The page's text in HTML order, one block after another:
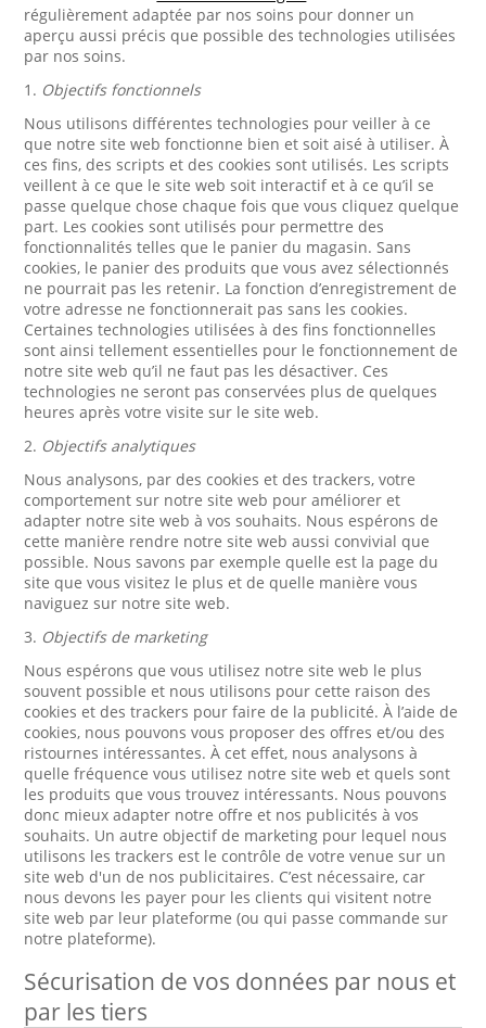
régulièrement adaptée par nos soins pour donner un
aperçu aussi précis que possible des technologies utilisées
par nos soins.
1. Objectifs fonctionnels
Nous utilisons différentes technologies pour veiller à ce
que notre site web fonctionne bien et soit aisé à utiliser. À
ces fins, des scripts et des cookies sont utilisés. Les scripts
veillent à ce que le site web soit interactif et à ce qu’il se
passe quelque chose chaque fois que vous cliquez quelque
part. Les cookies sont utilisés pour permettre des
fonctionnalités telles que le panier du magasin. Sans
cookies, le panier des produits que vous avez sélectionnés
ne pourrait pas les retenir. La fonction d’enregistrement de
votre adresse ne fonctionnerait pas sans les cookies.
Certaines technologies utilisées à des fins fonctionnelles
sont ainsi tellement essentielles pour le fonctionnement de
notre site web qu’il ne faut pas les désactiver. Ces
technologies ne seront pas conservées plus de quelques
heures après votre visite sur le site web.
2. Objectifs analytiques
Nous analysons, par des cookies et des trackers, votre
comportement sur notre site web pour améliorer et
adapter notre site web à vos souhaits. Nous espérons de
cette manière rendre notre site web aussi convivial que
possible. Nous savons par exemple quelle est la page du
site que vous visitez le plus et de quelle manière vous
naviguez sur notre site web.
3. Objectifs de marketing
Nous espérons que vous utilisez notre site web le plus
souvent possible et nous utilisons pour cette raison des
cookies et des trackers pour faire de la publicité. À l’aide de
cookies, nous pouvons vous proposer des offres et/ou des
ristournes intéressantes. À cet effet, nous analysons à
quelle fréquence vous utilisez notre site web et quels sont
les produits que vous trouvez intéressants. Nous pouvons
donc mieux adapter notre offre et nos publicités à vos
souhaits. Un autre objectif de marketing pour lequel nous
utilisons les trackers est le contrôle de votre venue sur un
site web d'un de nos publicitaires. C’est nécessaire, car
nous devons les payer pour les clients qui visitent notre
site web par leur plateforme (ou qui passe commande sur
notre plateforme).
Sécurisation de vos données par nous et
par les tiers